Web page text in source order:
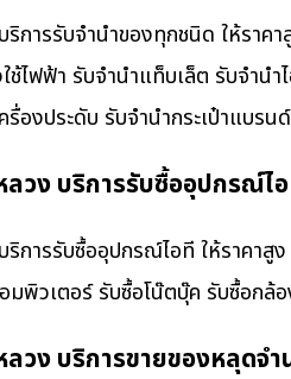
การรับจำนำของทุกชนิด ให้ราค
ช้ไฟฟ้า รับจำนำแท็บเล็ต รับจำน
องประดับ รับจำนำกระเป๋าแบร
วง บริการรับซื้ออุปกรณ์ไ
การรับซื้ออุปกรณ์ไอที ให้ราคาสู
มพิวเตอร์ รับซื้อโน๊ตบุ๊ค รับซื้อกล้
วง บริการขายของหลุดจำ